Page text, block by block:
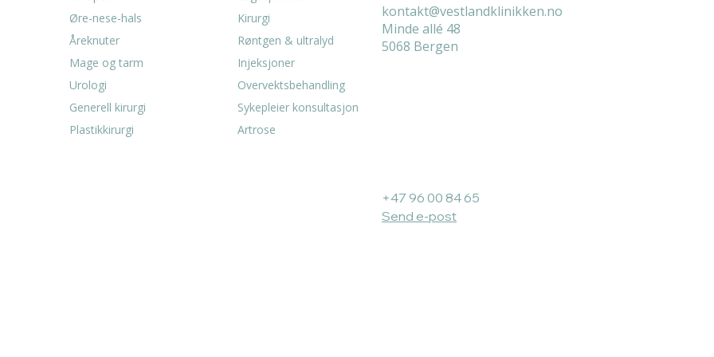
Øre-nese-hals
Åreknuter
Mage og tarm
Urologi
Generell kirurgi
Plastikkirurgi
Kirurgi
Røntgen & ultralyd
Injeksjoner
Overvektsbehandling
Sykepleier konsultasjon
Artrose
kontakt@vestlandklinikken.no
Minde allé 48
5068 Bergen
+47 96 00 84 65
Send e-post